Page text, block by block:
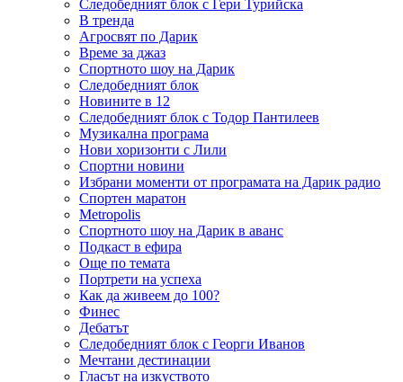
Следобедният блок с Гери Турийска
В тренда
Агросвят по Дарик
Време за джаз
Спортното шоу на Дарик
Следобедният блок
Новините в 12
Следобедният блок с Тодор Пантилеев
Музикална програма
Нови хоризонти с Лили
Спортни новини
Избрани моменти от програмата на Дарик радио
Спортен маратон
Metropolis
Спортното шоу на Дарик в аванс
Подкаст в ефира
Още по темата
Портрети на успеха
Как да живеем до 100?
Финес
Дебатът
Следобедният блок с Георги Иванов
Мечтани дестинации
Гласът на изкуството